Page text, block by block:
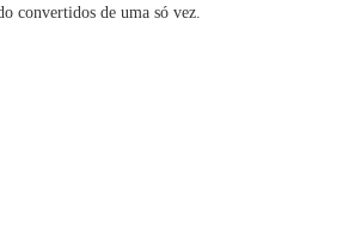
convertidos de uma só vez.